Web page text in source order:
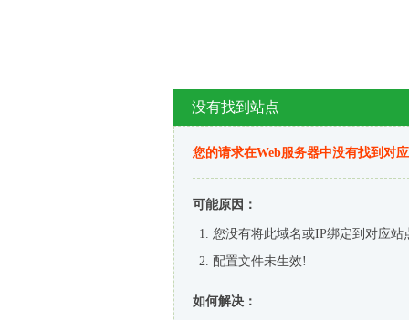
没有找到站点
您的请求在Web服务器中没有找到对
可能原因：
您没有将此域名或IP绑定到对应站
配置文件未生效!
如何解决：